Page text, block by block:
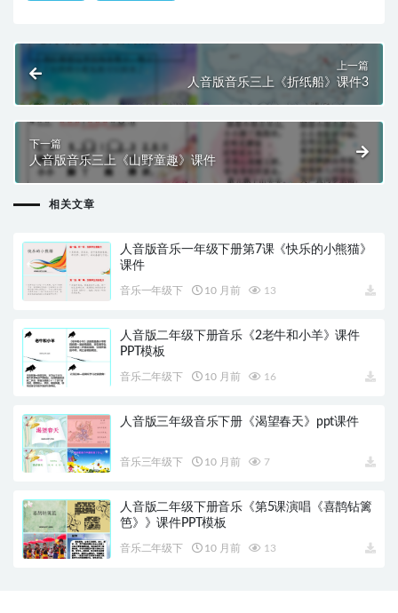
上一篇
人音版音乐三上《折纸船》课件3
下一篇
人音版音乐三上《山野童趣》课件
相关文章
人音版音乐一年级下册第7课《快乐的小熊猫》
课件
音乐一年级下 10 月前 13
人音版二年级下册音乐《2老牛和小羊》课件
PPT模板
音乐二年级下 10 月前 16
人音版三年级音乐下册《渴望春天》ppt课件
音乐三年级下 10 月前 7
人音版二年级下册音乐《第5课演唱《喜鹊钻篱
笆》》课件PPT模板
音乐二年级下 10 月前 13